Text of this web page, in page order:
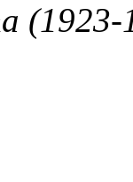
(1923-